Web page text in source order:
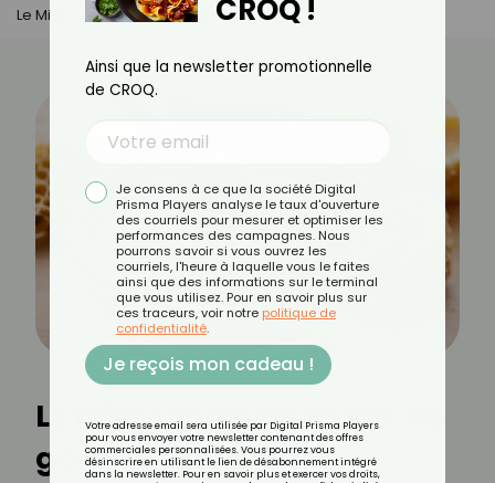
Le Miel Contre Les Maux De Gorge : Ça Marche Vraiment ?
Le miel contre les maux de
gorge : ça marche
CROQ !
Ainsi que la newsletter promotionnelle
de CROQ.
Je consens à ce que la société Digital
Prisma Players analyse le taux d'ouverture
des courriels pour mesurer et optimiser les
performances des campagnes. Nous
pourrons savoir si vous ouvrez les
courriels, l'heure à laquelle vous le faites
ainsi que des informations sur le terminal
que vous utilisez. Pour en savoir plus sur
ces traceurs, voir notre politique de
confidentialité.
Je reçois mon cadeau !
Votre adresse email sera utilisée par Digital Prisma Players
pour vous envoyer votre newsletter contenant des offres
commerciales personnalisées. Vous pourrez vous
désinscrire en utilisant le lien de désabonnement intégré
dans la newsletter. Pour en savoir plus et exercer vos droits,